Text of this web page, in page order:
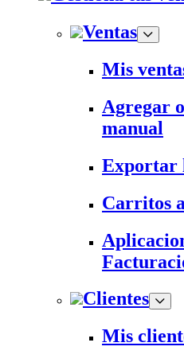
Ventas
Mis
Agregar
manual
Exportar
Carritos
Clientes
Mis